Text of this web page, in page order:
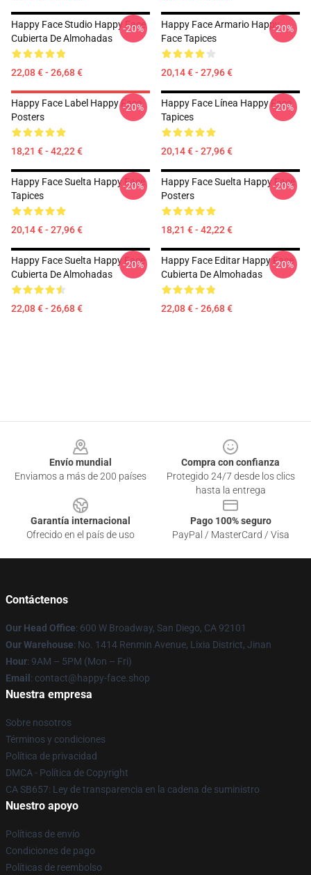
Happy Face Studio Happy Face
Cubierta De Almohadas
22,08 € - 26,68 €
-20%
Happy Face Armario Happy
Face Tapices
20,14 € - 27,96 €
-20%
Happy Face Label Happy Face
Posters
18,21 € - 42,22 €
-20%
Happy Face Línea Happy Face
Tapices
20,14 € - 27,96 €
-20%
Happy Face Suelta Happy Face
Tapices
20,14 € - 27,96 €
-20%
Happy Face Suelta Happy Face
Posters
18,21 € - 42,22 €
-20%
Happy Face Suelta Happy Face
Cubierta De Almohadas
22,08 € - 26,68 €
-20%
Happy Face Editar Happy Face
Cubierta De Almohadas
22,08 € - 26,68 €
-20%
Envío mundial
Enviamos a más de 200 países
Compra con confianza
Protegido 24/7 desde los clics
hasta la entrega
Garantía internacional
Ofrecido en el país de uso
Pago 100% seguro
PayPal / MasterCard / Visa
Contáctenos
Our Head Office: 600 W Broadway, San Diego, CA 92101
Our Warehouse: No. 1414 Renmin Avenue, Lixia District, Jinan
Hour: 9AM – 5PM (Mon – Fri)
Email : contact@happy-face.shop
Nuestra empresa
Sobre nosotros
Términos y condiciones
Política de privacidad
DMCA - Política de Copyright
CA SB657: Ley de transparencia en la cadena de suministro
Nuestro apoyo
Políticas de envío
Condiciones de pago
Políticas de reembolso